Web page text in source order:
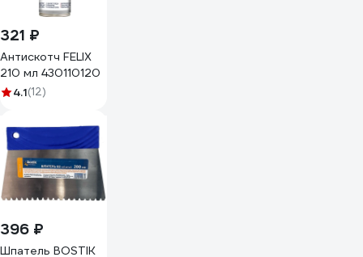
321 ₽
Антискотч FELIX
210 мл 430110120
4.1(12)
396 ₽
Шпатель BOSTIK